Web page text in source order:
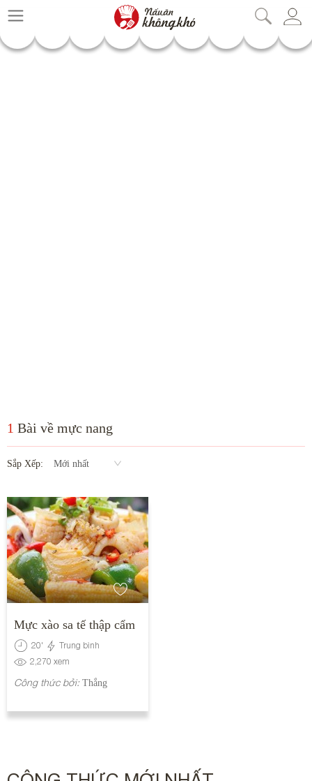
nauankhongkho.vn
1 Bài về mực nang
Sắp Xếp: Mới nhất
Mực xào sa tế thập cẩm
20'
Trung bình
2,270 xem
Công thức bởi: Thắng